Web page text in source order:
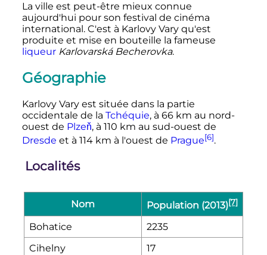
La ville est peut-être mieux connue
aujourd'hui pour son festival de cinéma
international. C'est à Karlovy Vary qu'est
produite et mise en bouteille la fameuse
liqueur Karlovarská Becherovka.
Géographie
Karlovy Vary est située dans la partie
occidentale de la Tchéquie, à 66 km au nord-
ouest de Plzeň, à 110 km au sud-ouest de
Dresde et à 114 km à l'ouest de Prague[6].
Localités
Nom Population (2013)[7]
Bohatice
2235
Cihelny
17